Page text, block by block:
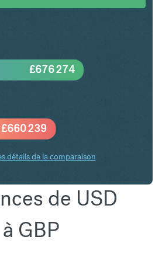
£660 239
£676 274
détails de la comparaison
de USD
à GBP